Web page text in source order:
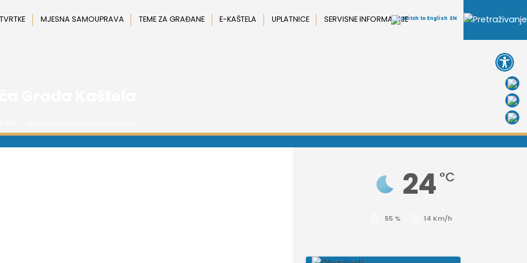
MJESNA SAMOUPRAVA TEME ZA GRAĐANE E-KAŠTELA UPLATNICE SERVISNE INFORMACIJE EN
24 °C
55 % 14 Km/h